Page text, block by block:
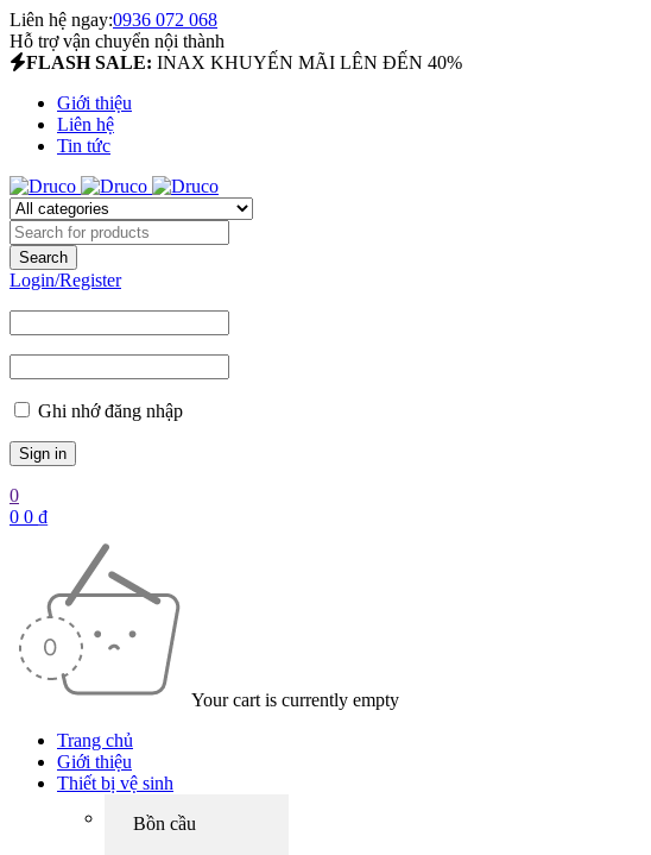
Liên hệ ngay:0936 072 068
Hỗ trợ vận chuyển nội thành
FLASH SALE: INAX KHUYẾN MÃI LÊN ĐẾN 40%
Giới thiệu
Liên hệ
Tin tức
Login/Register
Ghi nhớ đăng nhập
0
0 0 ₫
Your cart is currently empty
Trang chủ
Giới thiệu
Thiết bị vệ sinh
Bồn cầu